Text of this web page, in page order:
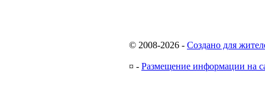
© 2008-2026 - Создано для
¤ - Размещение информации на